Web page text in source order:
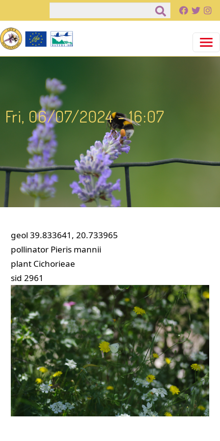
Salta al contenuto principale
Fri, 06/07/2024 - 16:07
geol 39.833641, 20.733965
pollinator Pieris mannii
plant Cichorieae
sid 2961